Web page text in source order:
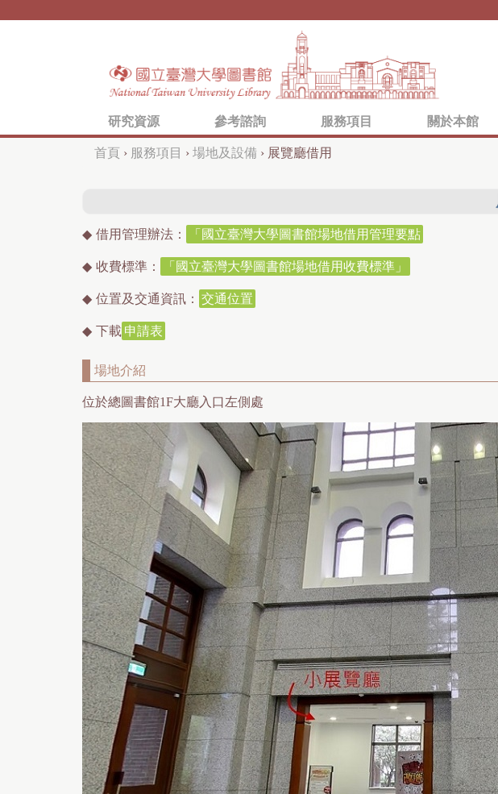
研究資源 參考諮詢 服務項目 關於本館
這
裡
首頁 › 服務項目 › 場地及設備 › 展覽廳借用
◆ 借用管理辦法： 「國立臺灣大學圖書館場地借用管理要點
◆ 收費標準： 「國立臺灣大學圖書館場地借用收費標準」
◆ 位置及交通資訊： 交通位置
◆ 下載 申請表
場地介紹
位於總圖書館1F大廳入口左側處